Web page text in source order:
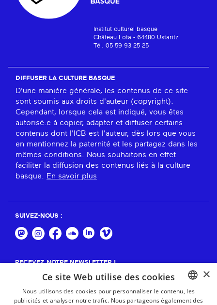
Institut culturel basque
Château Lota - 64480 Ustaritz
Tél. 05 59 93 25 25
DIFFUSER LA CULTURE BASQUE
D'une manière générale, les contenus de ce site
sont soumis aux droits d'auteur (copyright).
Cependant, lorsque cela est indiqué, vous êtes
autorisé.e à copier, adapter et diffuser certains
contenus dont l'ICB est l'auteur, dès lors que vous
en mentionnez la paternité et les partagez dans les
mêmes conditions. Nous souhaitons en effet
faciliter la diffusion des contenus liés à la culture
basque.
En savoir plus
SUIVEZ-NOUS :
RECEVEZ NOTRE NEWSLETTER !
BASQUE
×
Ce site Web utilise des cookies
Nous utilisons des cookies pour personnaliser le contenu, les
publicités et analyser notre trafic. Nous partageons également des